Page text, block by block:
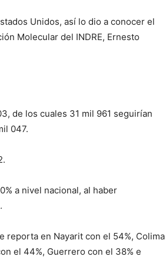
Unidos, así lo dio a conocer el
Molecular del INDRE, Ernesto
de los cuales 31 mil 961 seguirían
047.
a nivel nacional, al haber
reporta en Nayarit con el 54%, Colima
el 44%, Guerrero con el 38% e